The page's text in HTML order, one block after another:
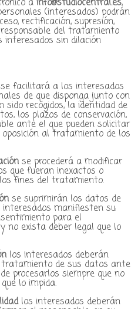
a info@studiocentral.es,
(interesados) podrán
rectificación, supresión,
del tratamiento
sin dilación
se facilitará a los interesados
de que disponga junto con
recogidos, la identidad de
los plazos de conservación,
ante el que pueden solicitar
al tratamiento de los
se procederá a modificar
que fueran inexactos o
fines del tratamiento.
se suprimirán los datos de
manifiesten su
para el
exista deber legal que lo
los interesados deberán
de sus datos ante
procesarlos siempre que no
lo impida.
los interesados deberán